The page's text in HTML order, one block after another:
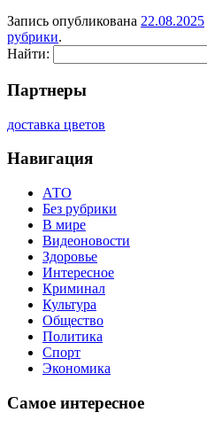
Запись опубликована 22.08.2025
рубрики.
Найти:
Партнеры
доставка цветов
Навигация
АТО
Без рубрики
В мире
Видеоновости
Здоровье
Интересное
Криминал
Культура
Общество
Политика
Спорт
Экономика
Самое интересное